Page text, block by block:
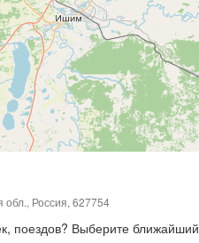
Россия, 627754
поездов? Выберите